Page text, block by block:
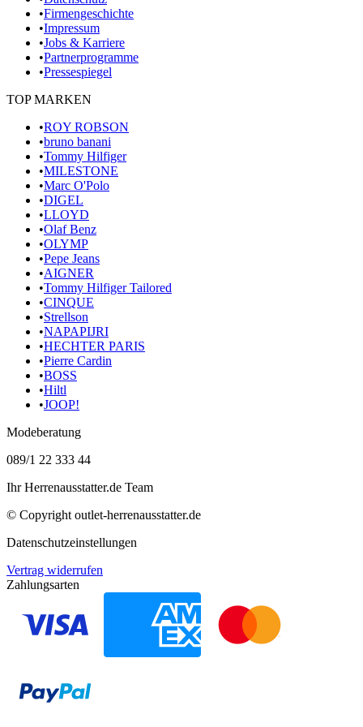
•Firmengeschichte
•Impressum
•Jobs & Karriere
•Partnerprogramme
•Pressespiegel
TOP MARKEN
•ROY ROBSON
•bruno banani
•Tommy Hilfiger
•MILESTONE
•Marc O'Polo
•DIGEL
•LLOYD
•Olaf Benz
•OLYMP
•Pepe Jeans
•AIGNER
•Tommy Hilfiger Tailored
•CINQUE
•Strellson
•NAPAPIJRI
•HECHTER PARIS
•Pierre Cardin
•BOSS
•Hiltl
•JOOP!
Modeberatung
089/1 22 333 44
Ihr Herrenausstatter.de Team
© Copyright outlet-herrenausstatter.de
Datenschutzeinstellungen
Vertrag widerrufen
Zahlungsarten